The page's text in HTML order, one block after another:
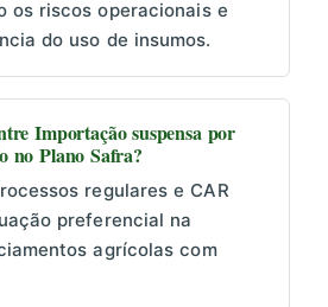
os riscos operacionais e
do uso de insumos.
Importação suspensa por
no Plano Safra?
regulares e CAR
preferencial na
agrícolas com